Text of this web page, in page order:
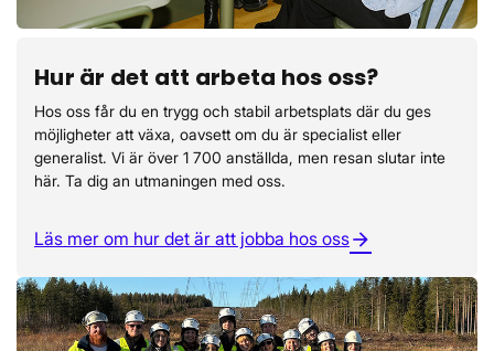
Hur är det att arbeta hos oss?
Hos oss får du en trygg och stabil arbetsplats där du ges
möjligheter att växa, oavsett om du är specialist eller
generalist. Vi är över 1 700 anställda, men resan slutar inte
här. Ta dig an utmaningen med oss.
Läs mer om hur det är att jobba hos ossarrow_forward